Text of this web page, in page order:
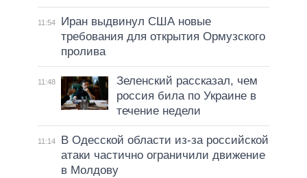
11:54
Иран выдвинул США новые
требования для открытия Ормузского
пролива
11:48
Зеленский рассказал, чем
россия била по Украине в
течение недели
11:14
В Одесской области из-за российской
атаки частично ограничили движение
в Молдову